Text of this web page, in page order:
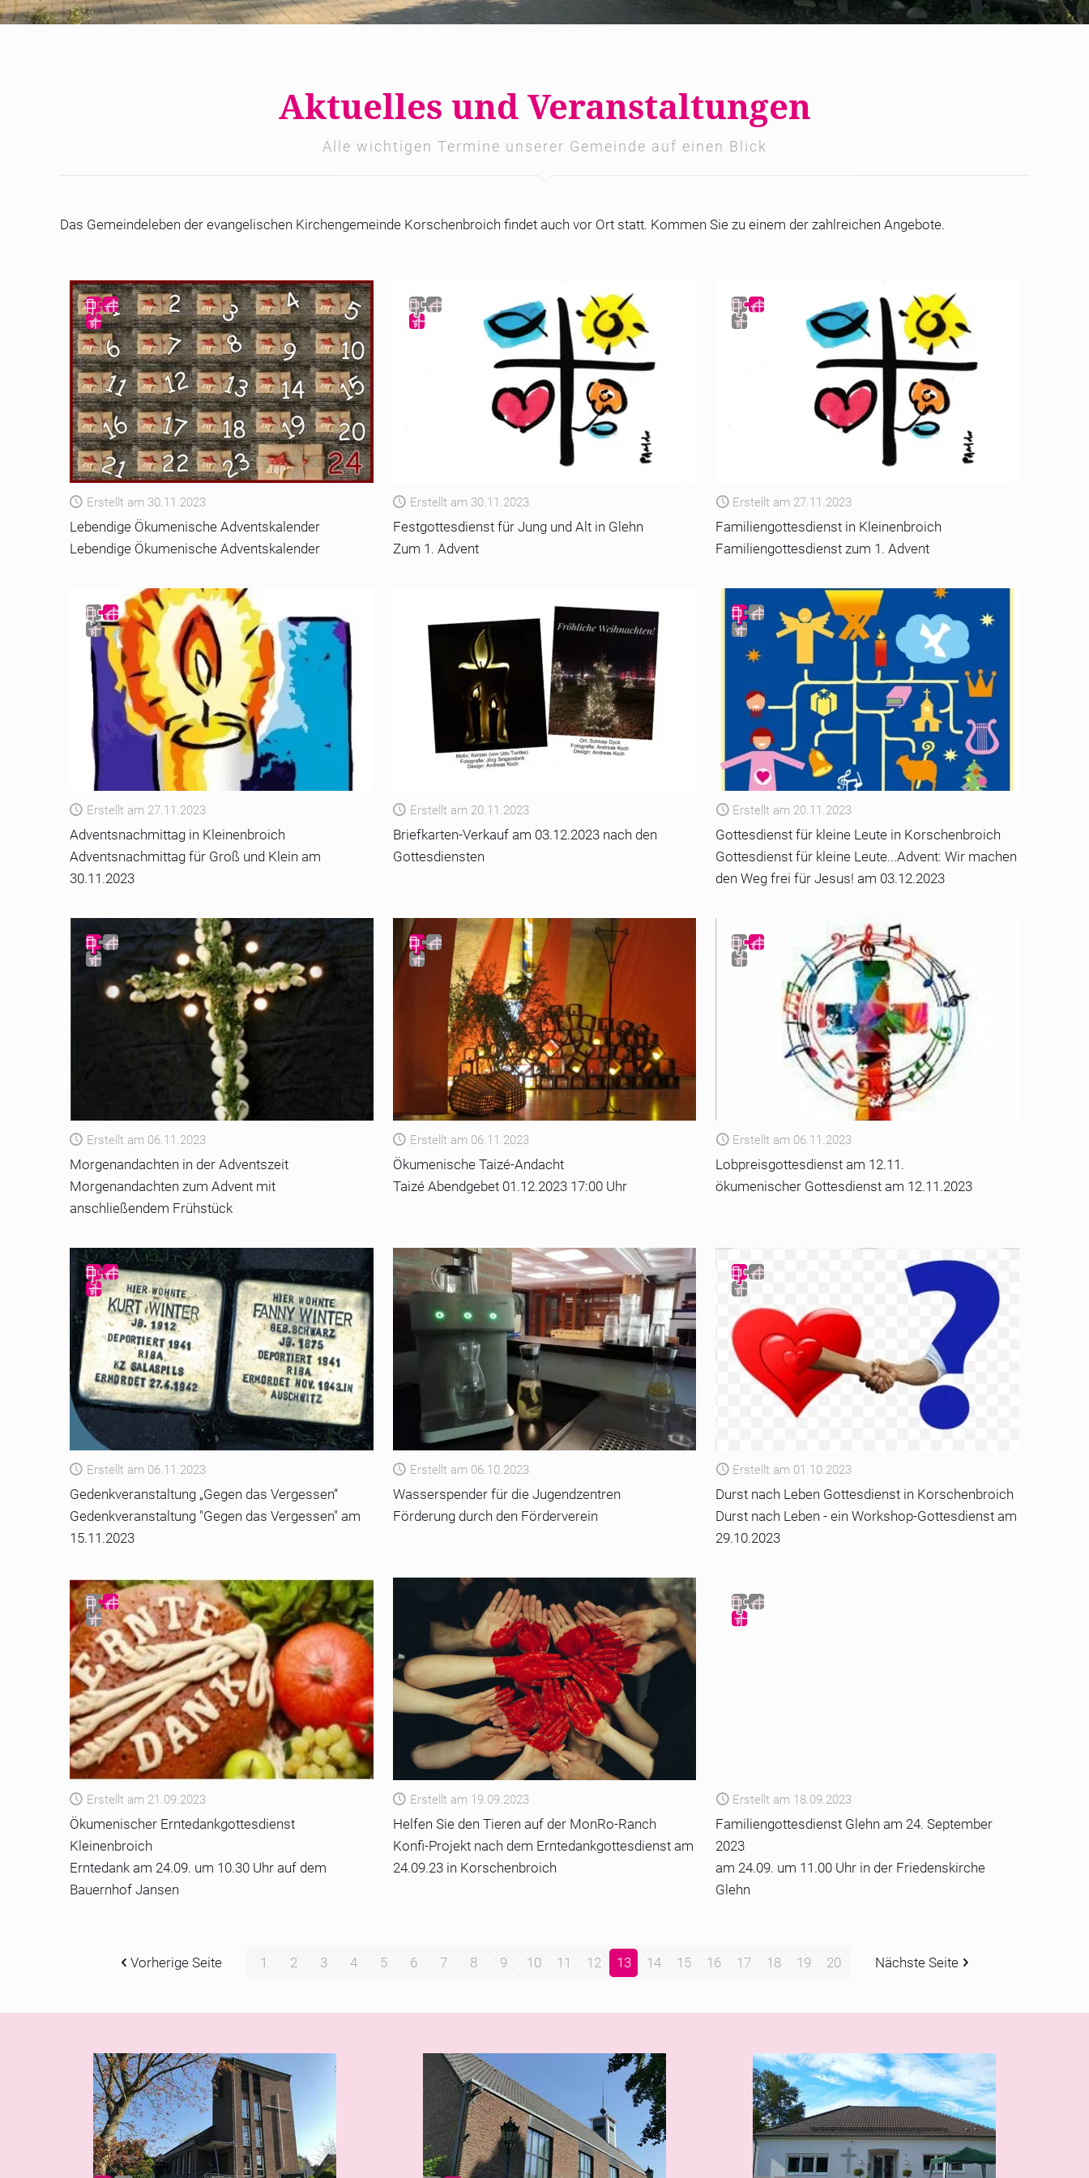
Aktuelles und Veranstaltungen
Alle wichtigen Termine unserer Gemeinde auf einen Blick
Das Gemeindeleben der evangelischen Kirchengemeinde Korschenbroich findet auch vor Ort statt. Kommen Sie zu einem der zahlreichen Angebote.
Erstellt am 30.11.2023
Lebendige Ökumenische Adventskalender
Lebendige Ökumenische Adventskalender
Erstellt am 30.11.2023
Festgottesdienst für Jung und Alt in Glehn
Zum 1. Advent
Erstellt am 27.11.2023
Familiengottesdienst in Kleinenbroich
Familiengottesdienst zum 1. Advent
Erstellt am 27.11.2023
Adventsnachmittag in Kleinenbroich
Adventsnachmittag für Groß und Klein am
30.11.2023
Erstellt am 20.11.2023
Briefkarten-Verkauf am 03.12.2023 nach den
Gottesdiensten
Erstellt am 20.11.2023
Gottesdienst für kleine Leute in Korschenbroich
Gottesdienst für kleine Leute...Advent: Wir machen
den Weg frei für Jesus! am 03.12.2023
Erstellt am 06.11.2023
Morgenandachten in der Adventszeit
Morgenandachten zum Advent mit
anschließendem Frühstück
Erstellt am 06.11.2023
Ökumenische Taizé-Andacht
Taizé Abendgebet 01.12.2023 17:00 Uhr
Erstellt am 06.11.2023
Lobpreisgottesdienst am 12.11.
ökumenischer Gottesdienst am 12.11.2023
Erstellt am 06.11.2023
Gedenkveranstaltung „Gegen das Vergessen“
Gedenkveranstaltung "Gegen das Vergessen" am
15.11.2023
Erstellt am 06.10.2023
Wasserspender für die Jugendzentren
Förderung durch den Förderverein
Erstellt am 01.10.2023
Durst nach Leben Gottesdienst in Korschenbroich
Durst nach Leben - ein Workshop-Gottesdienst am
29.10.2023
Erstellt am 21.09.2023
Ökumenischer Erntedankgottesdienst
Kleinenbroich
Erntedank am 24.09. um 10.30 Uhr auf dem
Bauernhof Jansen
Erstellt am 19.09.2023
Helfen Sie den Tieren auf der MonRo-Ranch
Konfi-Projekt nach dem Erntedankgottesdienst am
24.09.23 in Korschenbroich
Erstellt am 18.09.2023
Familiengottesdienst Glehn am 24. September
2023
am 24.09. um 11.00 Uhr in der Friedenskirche
Glehn
Vorherige Seite 1 2 3 4 5 6 7 8 9 10 11 12 13 14 15 16 17 18 19 20 Nächste Seite